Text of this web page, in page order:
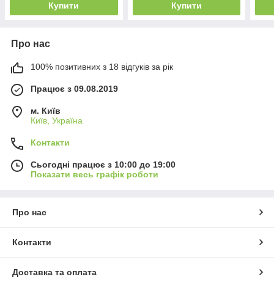
Купити Купити
Про нас
100% позитивних з 18 відгуків за рік
Працює з 09.08.2019
м. Київ
Київ, Україна
Контакти
Сьогодні працює з 10:00 до 19:00
Показати весь графік роботи
Про нас
Контакти
Доставка та оплата